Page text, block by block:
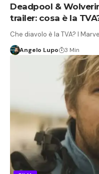
Deadpool &
trailer: cosa è la
Che diavolo è la TVA? I
Angelo Lupo 3 Min